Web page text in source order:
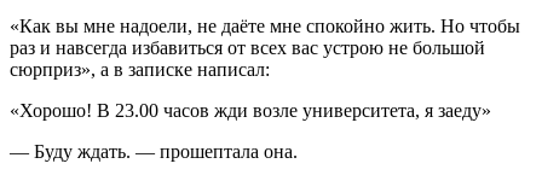
«Как вы мне надоели, не даёте мне спокойно жить. Но чтобы
раз и навсегда избавиться от всех вас устрою не большой
сюрприз», а в записке написал:
«Хорошо! В 23.00 часов жди возле университета, я заеду»
— Буду ждать. — прошептала она.